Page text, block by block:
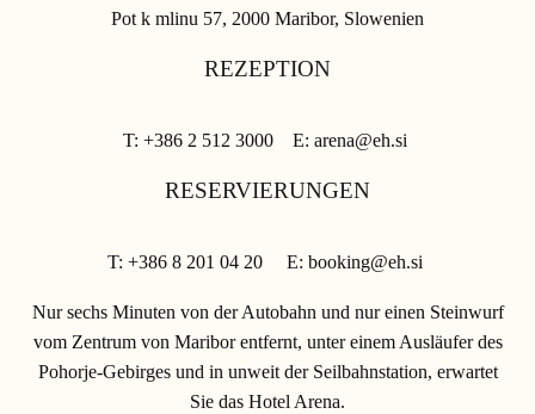
Pot k mlinu 57, 2000 Maribor, Slowenien
REZEPTION
T: +386 2 512 3000 E: arena@eh.si
RESERVIERUNGEN
T: +386 8 201 04 20 E: booking@eh.si
Nur sechs Minuten von der Autobahn und nur einen Steinwurf
vom Zentrum von Maribor entfernt, unter einem Ausläufer des
Pohorje-Gebirges und in unweit der Seilbahnstation, erwartet
Sie das Hotel Arena.